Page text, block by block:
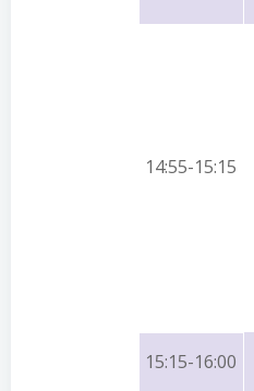
14:55-15:15
15:15-16:00